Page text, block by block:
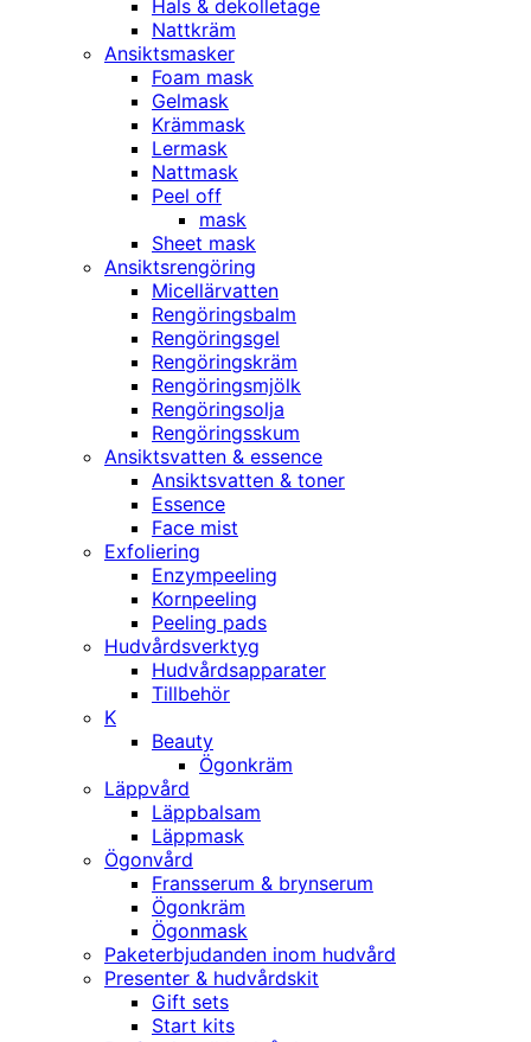
Hals & dekolletage
Nattkräm
Ansiktsmasker
Foam mask
Gelmask
Krämmask
Lermask
Nattmask
Peel off
mask
Sheet mask
Ansiktsrengöring
Micellärvatten
Rengöringsbalm
Rengöringsgel
Rengöringskräm
Rengöringsmjölk
Rengöringsolja
Rengöringsskum
Ansiktsvatten & essence
Ansiktsvatten & toner
Essence
Face mist
Exfoliering
Enzympeeling
Kornpeeling
Peeling pads
Hudvårdsverktyg
Hudvårdsapparater
Tillbehör
K
Beauty
Ögonkräm
Läppvård
Läppbalsam
Läppmask
Ögonvård
Fransserum & brynserum
Ögonkräm
Ögonmask
Paketerbjudanden inom hudvård
Presenter & hudvårdskit
Gift sets
Start kits